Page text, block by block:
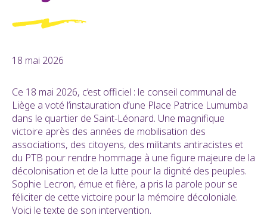
18 mai 2026
Ce 18 mai 2026, c’est officiel : le conseil communal de
Liège a voté l’instauration d’une Place Patrice Lumumba
dans le quartier de Saint-Léonard. Une magnifique
victoire après des années de mobilisation des
associations, des citoyens, des militants antiracistes et
du PTB pour rendre hommage à une figure majeure de la
décolonisation et de la lutte pour la dignité des peuples.
Sophie Lecron, émue et fière, a pris la parole pour se
féliciter de cette victoire pour la mémoire décoloniale.
Voici le texte de son intervention.